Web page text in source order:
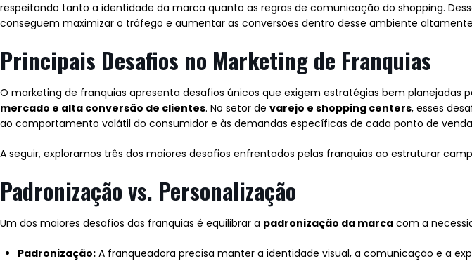
respeitando tanto a identidade da marca quanto as regras de comunicação do shopping.
conseguem maximizar o tráfego e aumentar as conversões dentro desse ambiente
Principais Desafios no Marketing de Franquias
O marketing de franquias apresenta desafios únicos que exigem estratégias bem planejadas
mercado e alta conversão de clientes. No setor de varejo e shopping centers, esses
ao comportamento volátil do consumidor e às demandas específicas de cada ponto de
A seguir, exploramos três dos maiores desafios enfrentados pelas franquias ao estruturar
Padronização vs. Personalização
Um dos maiores desafios das franquias é equilibrar a padronização da marca com a
Padronização: A franqueadora precisa manter a identidade visual, a comunicação e a